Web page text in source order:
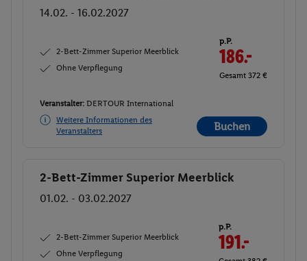
14.02. - 16.02.2027
2-Bett-Zimmer Superior Meerblick
Ohne Verpflegung
p.P.
186.-
Gesamt 372 €
Veranstalter: DERTOUR International
Weitere Informationen des
Veranstalters
Buchen
Buchen
2-Bett-Zimmer Superior Meerblick
01.02. - 03.02.2027
2-Bett-Zimmer Superior Meerblick
Ohne Verpflegung
p.P.
191.-